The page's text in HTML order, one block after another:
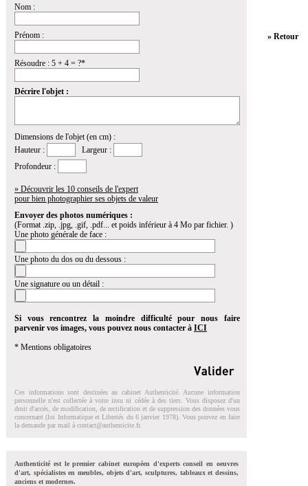
Nom :
Prénom :
Résoudre : 5 + 4 = ?*
Décrire l'objet :
Dimensions de l'objet (en cm) :
Hauteur :
Largeur :
Profondeur :
» Découvrir les 10 conseils de l'expert
pour bien photographier ses objets de valeur
Envoyer des photos numériques :
(Format .zip, .jpg, .gif, .pdf... et poids inférieur à 4 Mo par fichier. )
Une photo générale de face :
Une photo du dos ou du dessous :
Une signature ou un détail :
Si vous rencontrez la moindre difficulté pour nous faire
parvenir vos images, vous pouvez nous contacter à ICI
* Mentions obligatoires
Ces informations sont destinées au cabinet Authenticité. Aucune information
personnelle n'est collectée à votre insu ni cédée à des tiers. Vous disposez d'un
droit d'accés, de modification, de rectification et de suppression des données vous
concernant (loi Informatique et Libertés du 6 janvier 1978). Vous pouvez en faire
la demande par mail à contact@authenticite.fr.
Authenticité est le premier cabinet européen d'experts conseil en oeuvres
d'art, spécialistes en meubles, objets d'art, sculptures, tableaux et dessins,
anciens et modernes.
» Retour